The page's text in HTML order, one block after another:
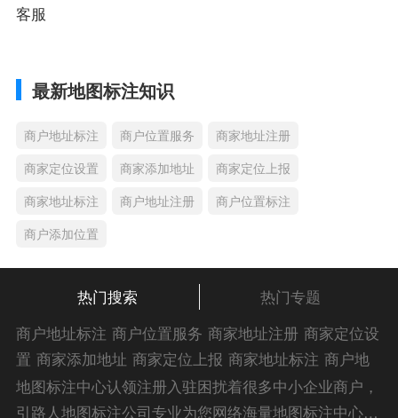
客服
最新地图标注知识
商户地址标注 商户位置服务
商家地址注册
商家定位设置
商家添加地址
商家定位上报
商家地址标注
商户地址注册
商户位置标注
商户添加位置
热门搜索
热门专题
商户地址标注 商户位置服务 商家地址注册 商家定位设
置 商家添加地址 商家定位上报 商家地址标注 商户地
址注册 商户位置标注 商户添加位置 商家位置服务 商
家添加位置 商户位置入驻 位置添加店名 商家位置注
地图标注中心认领注册入驻困扰着很多中小企业商户，
引路人地图标注公司专业为您网络海量地图标注中心认